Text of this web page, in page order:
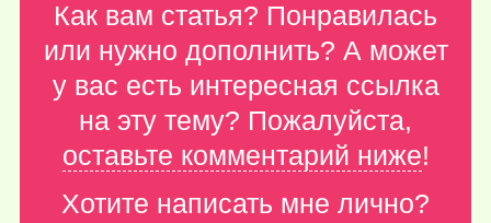
Как вам статья? Понравилась
или нужно дополнить? А может
у вас есть интересная ссылка
на эту тему? Пожалуйста,
оставьте комментарий ниже!
Хотите написать мне лично?